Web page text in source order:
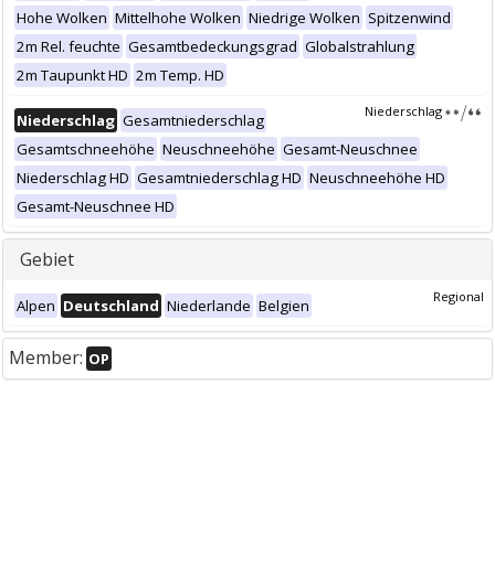
Hohe Wolken Mittelhohe Wolken Niedrige Wolken Spitzenwind
2m Rel. feuchte Gesamtbedeckungsgrad Globalstrahlung
2m Taupunkt HD 2m Temp. HD
Niederschlag
Niederschlag Gesamtniederschlag
Gesamtschneehöhe Neuschneehöhe Gesamt-Neuschnee
Niederschlag HD Gesamtniederschlag HD Neuschneehöhe HD
Gesamt-Neuschnee HD
Gebiet
Regional
Alpen Deutschland Niederlande Belgien
Member: OP